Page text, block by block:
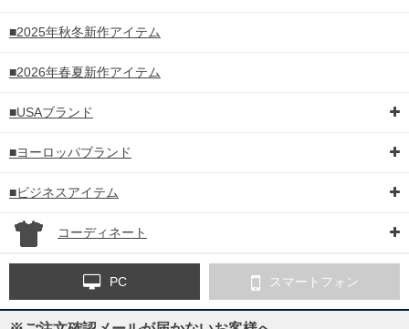
■2025年秋冬新作アイテム
■2026年春夏新作アイテム
■USAブランド
■ヨーロッパブランド
■ビジネスアイテム
コーディネート
PC スマートフォン